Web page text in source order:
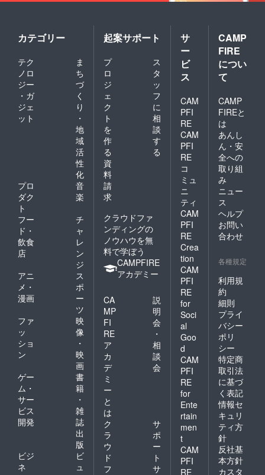
ファイ
ル」を
利用し
行う予
定で
す。
Gmailで
と利用
をお願
いいた
しま
す。
さまの
状況に
合わせ
た、
PHOTO
Mがご
提供で
きる特
かつけ
ます。
きっ
と！ ・
7月1日
OPEN
予定の
「ゴー
ルド
コース
｜8800
円(税
抜)/月」
と同等
のライ
センス
分お付
す。 ・
利用期
限はリ
ターン
到着時
から
2020年
12月31
日まで
となり
ます。
※こちら
ポー
ター募
集プラ
ンであ
り払い
切りと
なりま
す。通
カテゴリー
テク
ノロ
ジー
・ガ
ジェ
ット
ま
ち
づ
く
り
・
地
域
活
性
化
プロ
ダク
ト
音
楽
フー
ド・
飲食
店
チ
ャ
レ
ン
ジ
アニ
メ・
漫画
ス
ポ
ー
ツ
ファ
ッ
ショ
ン
映
像
・
映
画
ゲー
ム・
サー
ビス
開発
書
籍
・
雑
誌
出
版
ビジ
ネ
ビ
ュ
起案サポート
プ
ロ
ジ
ェ
ク
ト
を
作
る
ス
タ
ッ
フ
に
相
談
す
る
資
料
請
求
クラウドファ
ンディングの
ノウハウを無
料で学ぼう
CAMPFIRE
アカデミー
CA
MP
FI
RE
ア
カ
デ
ミ
ー
と
は
説
明
会
・
相
談
会
ク
ラ
ウ
ド
フ
サ
ポ
ー
ト
サ
サ
ー
ビ
ス
CAM
PFI
RE
CAM
PFI
RE
コ
ミュ
ニ
ティ
CAM
PFI
RE
Crea
tion
CAM
PFI
RE
for
Soci
al
Goo
d
CAM
PFI
RE
for
Ente
rtain
men
t
CAM
PFI
RE
CAMP
FIRE
につい
て
CAMP
FIREと
は
あんし
ん・安
全への
取り組
み
ニュー
ス
ヘルプ
お問い
合わせ
各種規定
利用規
約
細則
プライ
バシー
ポリ
シー
特定商
取引法
に基づ
く表記
情報セ
キュリ
ティ方
針
反社基
本方針
カスタ